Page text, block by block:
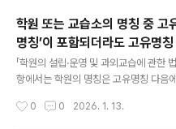
학원 또는 교습소의 명칭 중 고
명칭’이 포함되더라도 고유명
붙여 표시하면 해당 명칭을 학
수 있는지 [법제처 25-0831]
「학원의 설립·운영 및 과외교습에 관한
항에서는 학원의 명칭은 고유명칭 다음
표시한다고 규정하고 있는 한편, 「유아
0 0 2026. 1. 13.